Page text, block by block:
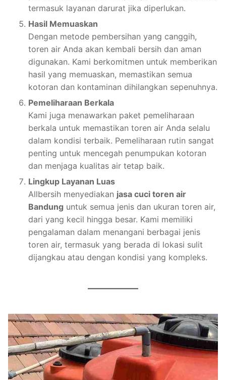
termasuk layanan darurat jika diperlukan.
Hasil Memuaskan
Dengan metode pembersihan yang canggih,
toren air Anda akan kembali bersih dan aman
digunakan. Kami berkomitmen untuk memberikan
hasil yang memuaskan, memastikan semua
kotoran dan kontaminan dihilangkan sepenuhnya.
Pemeliharaan Berkala
Kami juga menawarkan paket pemeliharaan
berkala untuk memastikan toren air Anda selalu
dalam kondisi terbaik. Pemeliharaan rutin sangat
penting untuk mencegah penumpukan kotoran
dan menjaga kualitas air tetap baik.
Lingkup Layanan Luas
Allbersih menyediakan jasa cuci toren air
Bandung untuk semua jenis dan ukuran toren air,
dari yang kecil hingga besar. Kami memiliki
pengalaman dalam menangani berbagai jenis
toren air, termasuk yang berada di lokasi sulit
dijangkau atau dengan kondisi yang kompleks.